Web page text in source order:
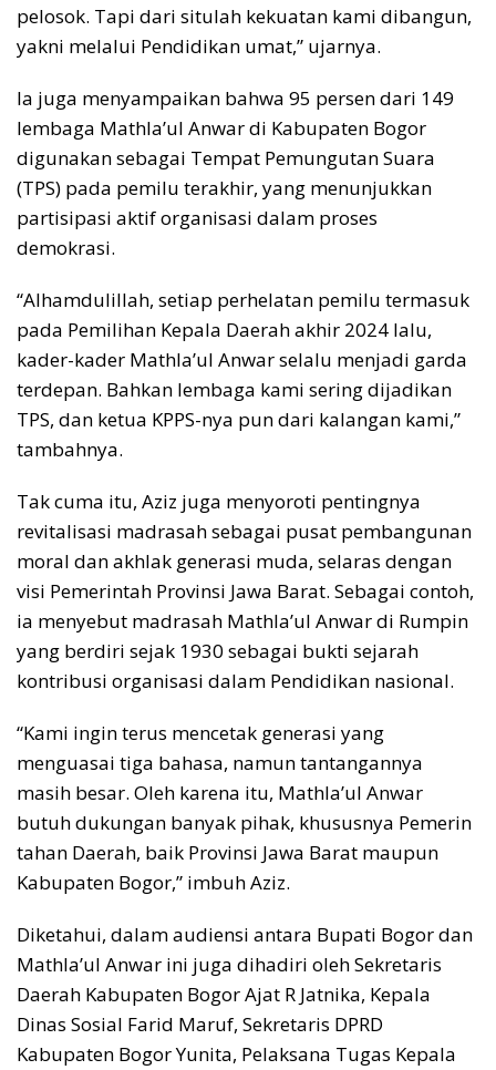
pelosok. Tapi dari situlah kekuatan kami dibangun,
yakni melalui Pendidikan umat,” ujarnya.
Ia juga menyampaikan bahwa 95 persen dari 149
lembaga Mathla’ul Anwar di Kabupaten Bogor
digunakan sebagai Tempat Pemungutan Suara
(TPS) pada pemilu terakhir, yang menunjukkan
partisipasi aktif organisasi dalam proses
demokrasi.
“Alhamdulillah, setiap perhelatan pemilu termasuk
pada Pemilihan Kepala Daerah akhir 2024 lalu,
kader-kader Mathla’ul Anwar selalu menjadi garda
terdepan. Bahkan lembaga kami sering dijadikan
TPS, dan ketua KPPS-nya pun dari kalangan kami,”
tambahnya.
Tak cuma itu, Aziz juga menyoroti pentingnya
revitalisasi madrasah sebagai pusat pembangunan
moral dan akhlak generasi muda, selaras dengan
visi Pemerintah Provinsi Jawa Barat. Sebagai contoh,
ia menyebut madrasah Mathla’ul Anwar di Rumpin
yang berdiri sejak 1930 sebagai bukti sejarah
kontribusi organisasi dalam Pendidikan nasional.
“Kami ingin terus mencetak generasi yang
menguasai tiga bahasa, namun tantangannya
masih besar. Oleh karena itu, Mathla’ul Anwar
butuh dukungan banyak pihak, khususnya Pemerin
tahan Daerah, baik Provinsi Jawa Barat maupun
Kabupaten Bogor,” imbuh Aziz.
Diketahui, dalam audiensi antara Bupati Bogor dan
Mathla’ul Anwar ini juga dihadiri oleh Sekretaris
Daerah Kabupaten Bogor Ajat R Jatnika, Kepala
Dinas Sosial Farid Maruf, Sekretaris DPRD
Kabupaten Bogor Yunita, Pelaksana Tugas Kepala